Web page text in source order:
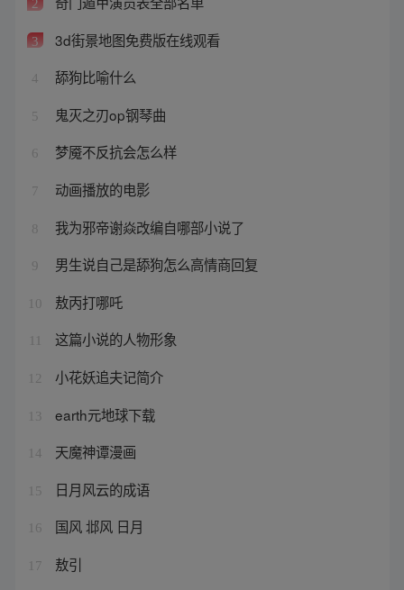
2
3 3d街景地图免费版在线观看
4 舔狗比喻什么
5 鬼灭之刃op钢琴曲
6 梦魇不反抗会怎么样
7 动画播放的电影
8 我为邪帝谢焱改编自哪部小说了
9 男生说自己是舔狗怎么高情商回复
10 敖丙打哪吒
这篇小说的人物形象
12 小花妖追夫记简介
13 earth元地球下载
14 天魔神谭漫画
15 日月风云的成语
16 国风 邶风 日月
17 敖引